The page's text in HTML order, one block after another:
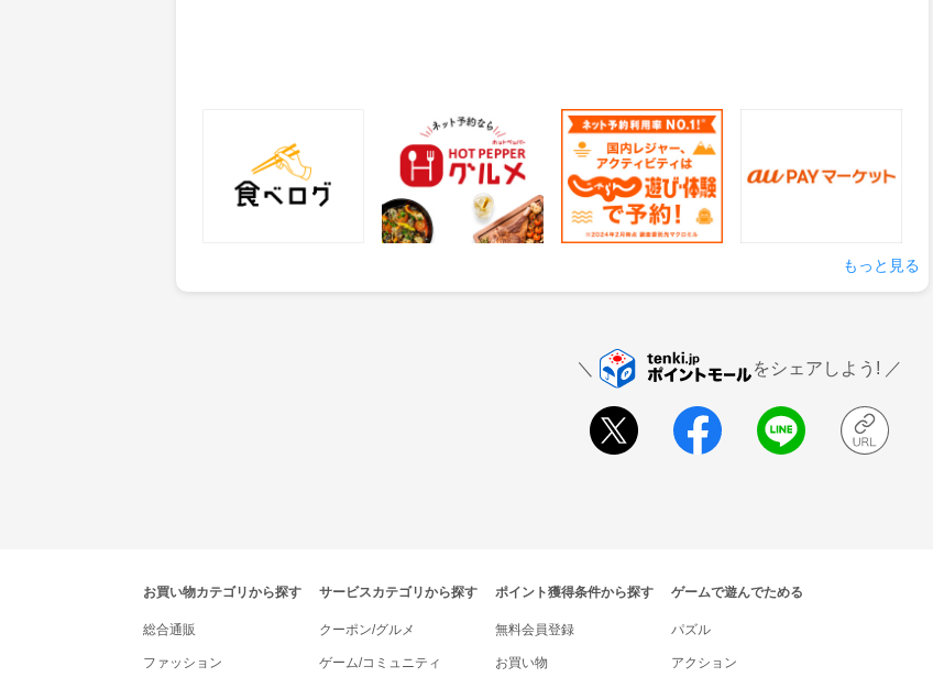
ポイント
獲得条件：サービス予約・
ホットペッパーグルメ
50 ポイント
獲得条件：店舗への来店
じゃらん 遊び・体験予
1.5%還元
獲得条件：サービス予約・
申込
0.5% 還元
もっと見る
をシェアしよう!
tenki.jpポイントモールナビゲーション
お買い物カテゴリから探す
総合通販
ファッション
サービスカテゴリから探す
クーポン/グルメ
ゲーム/コミュニティ
ポイント獲得条件から探す
無料会員登録
お買い物
ゲームで遊んでためる
パズル
アクション